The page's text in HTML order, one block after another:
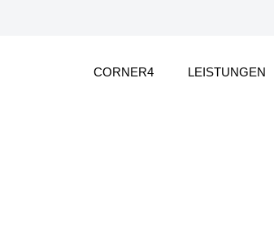
CORNER4 LEISTUNGEN